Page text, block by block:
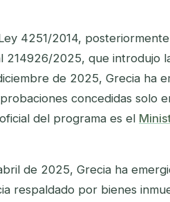
4251/2014,
214926/2025, que introdujo
de 2025, Grecia ha
concedidas solo
del programa es el
de 2025, Grecia ha
respaldado por bienes